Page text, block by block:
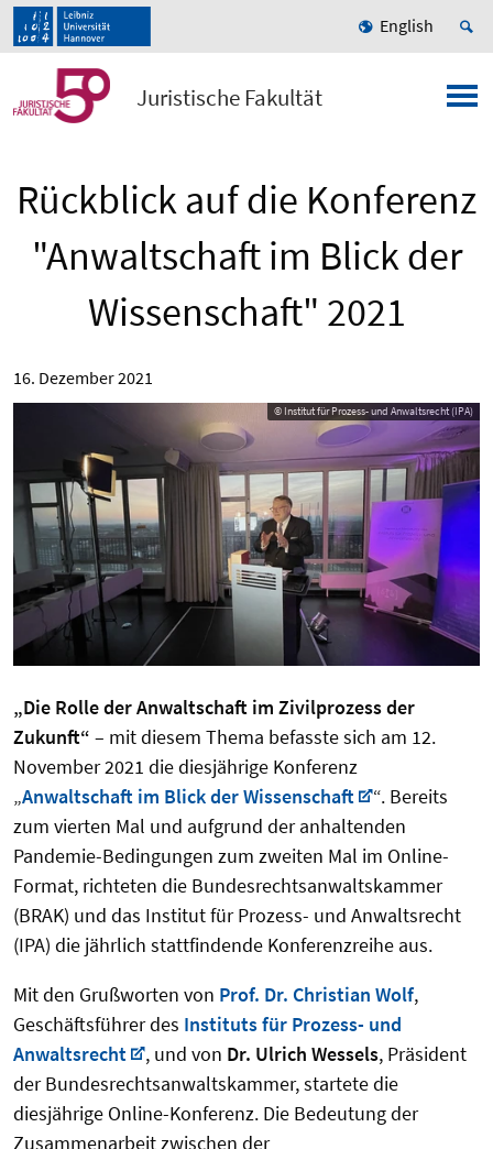
English
Juristische Fakultät
Rückblick auf die Konferenz
"Anwaltschaft im Blick der
Wissenschaft" 2021
16. Dezember 2021
© Institut für Prozess- und Anwaltsrecht (IPA)
„Die Rolle der Anwaltschaft im Zivilprozess der
Zukunft“ – mit diesem Thema befasste sich am 12.
November 2021 die diesjährige Konferenz
„Anwaltschaft im Blick der Wissenschaft
“. Bereits
zum vierten Mal und aufgrund der anhaltenden
Pandemie-Bedingungen zum zweiten Mal im Online-
Format, richteten die Bundesrechtsanwaltskammer
(BRAK) und das Institut für Prozess- und Anwaltsrecht
(IPA) die jährlich stattfindende Konferenzreihe aus.
Mit den Grußworten von Prof. Dr. Christian Wolf,
Geschäftsführer des Instituts für Prozess- und
Anwaltsrecht
, und von Dr. Ulrich Wessels, Präsident
der Bundesrechtsanwaltskammer, startete die
diesjährige Online-Konferenz. Die Bedeutung der
Zusammenarbeit zwischen der